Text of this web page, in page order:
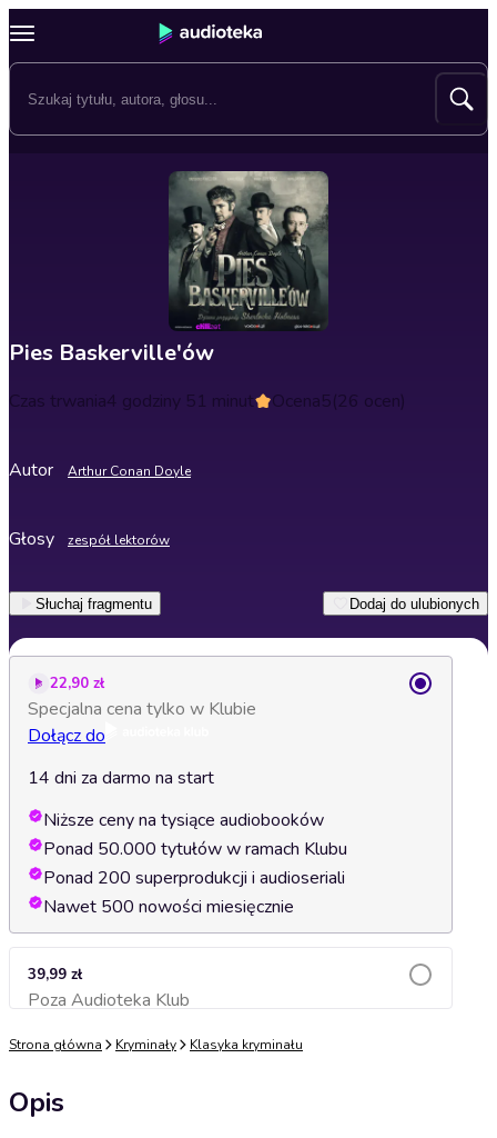
Pies Baskerville'ów
Czas trwania4 godziny 51 minut Ocena5(26 ocen)
Autor Arthur Conan Doyle
Głosy zespół lektorów
Słuchaj fragmentu Dodaj do ulubionych
22,90 zł
Specjalna cena tylko w Klubie
Dołącz do
14 dni za darmo na start
Niższe ceny na tysiące audiobooków
Ponad 50.000 tytułów w ramach Klubu
Ponad 200 superprodukcji i audioseriali
Nawet 500 nowości miesięcznie
39,99 zł
Poza Audioteka KlubDodaj do koszyka
Strona główna Kryminały Klasyka kryminału
Opis